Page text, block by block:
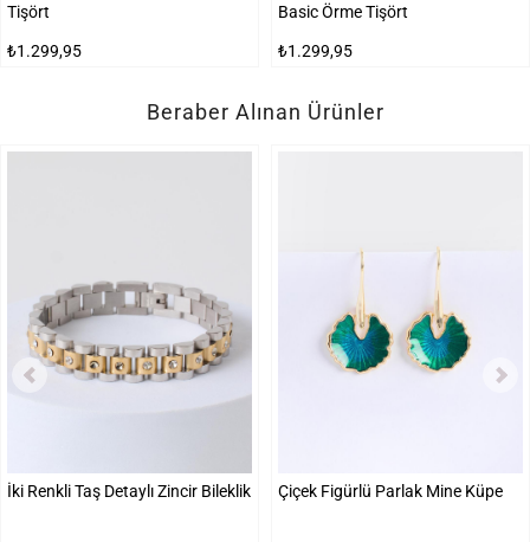
Tişört
₺1.299,95
Basic Örme Tişört
₺1.299,95
Beraber Alınan Ürünler
İki Renkli Taş Detaylı Zincir Bileklik Çiçek Figürlü Parlak Mine Küpe